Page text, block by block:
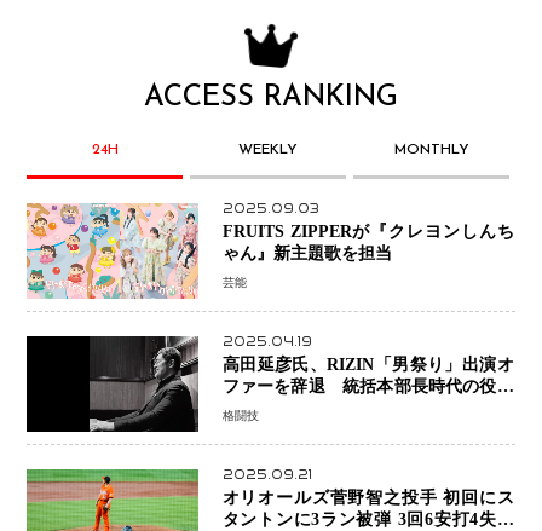
ACCESS RANKING
24H WEEKLY MONTHLY
2025.09.03
FRUITS ZIPPERが『クレヨンしんち
ゃん』新主題歌を担当
芸能
2025.04.19
高田延彦氏、RIZIN「男祭り」出演オ
ファーを辞退 統括本部長時代の役目
「すでに終えています」と明言
格闘技
2025.09.21
オリオールズ菅野智之投手 初回にス
タントンに3ラン被弾 3回6安打4失点